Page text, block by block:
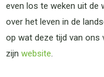
even los te weken uit de
over het leven in de
op wat deze tijd van ons
zijn website.